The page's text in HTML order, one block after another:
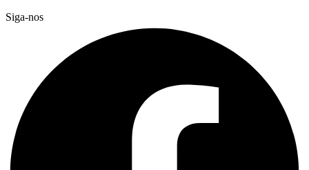
Siga-nos